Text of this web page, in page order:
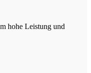
hohe Leistung und